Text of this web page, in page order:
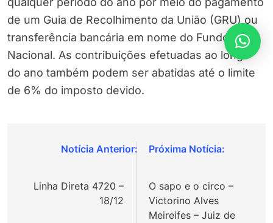
de um Guia de Recolhimento da União (GRU) ou
transferência bancária em nome do Fundo
Nacional. As contribuições efetuadas ao longo
do ano também podem ser abatidas até o limite
de 6% do imposto devido.
Navegação
Post
Linha Direta 4720 –
18/12
O sapo e o circo –
Victorino Alves
Meireifes – Juiz de